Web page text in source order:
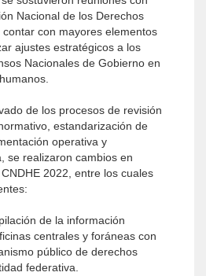
Nacional de los Derechos
con mayores elementos
ajustes estratégicos a los
Nacionales de Gobierno en
de los procesos de revisión
estandarización de
operativa y
se realizaron cambios en
2022, entre los cuales
de la información
centrales y foráneas con
público de derechos
federativa.